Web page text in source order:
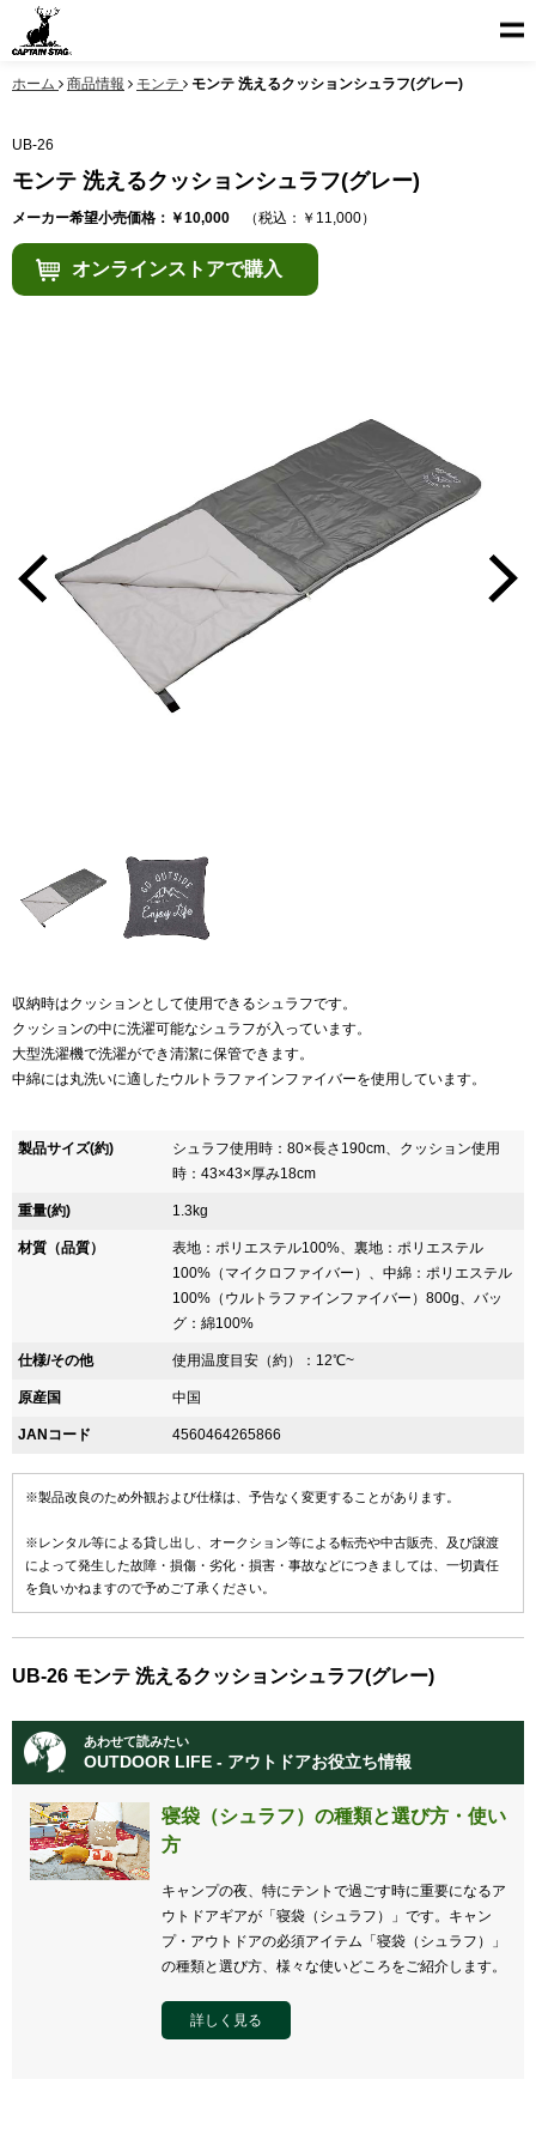
ホーム 商品情報 モンテ モンテ 洗えるクッションシュラフ(グレー)
UB-26
モンテ 洗えるクッションシュラフ(グレー)
メーカー希望小売価格：￥10,000 （税込：￥11,000）
オンラインストアで購入
収納時はクッションとして使用できるシュラフです。
クッションの中に洗濯可能なシュラフが入っています。
大型洗濯機で洗濯ができ清潔に保管できます。
中綿には丸洗いに適したウルトラファインファイバーを使用しています。
製品サイズ(約)
シュラフ使用時：80×長さ190cm、クッション使用
時：43×43×厚み18cm
重量(約) 1.3kg
材質（品質）
表地：ポリエステル100%、裏地：ポリエステル
100%（マイクロファイバー）、中綿：ポリエステル
100%（ウルトラファインファイバー）800g、バッ
グ：綿100%
仕様/その他 使用温度目安（約）：12℃~
原産国 中国
JANコード 4560464265866
※製品改良のため外観および仕様は、予告なく変更することがあります。
※レンタル等による貸し出し、オークション等による転売や中古販売、及び譲渡
によって発生した故障・損傷・劣化・損害・事故などにつきましては、一切責任
を負いかねますので予めご了承ください。
UB-26 モンテ 洗えるクッションシュラフ(グレー)
あわせて読みたい
OUTDOOR LIFE - アウトドアお役立ち情報
寝袋（シュラフ）の種類と選び方・使い
方
キャンプの夜、特にテントで過ごす時に重要になるア
ウトドアギアが「寝袋（シュラフ）」です。キャン
プ・アウトドアの必須アイテム「寝袋（シュラフ）」
の種類と選び方、様々な使いどころをご紹介します。
詳しく見る